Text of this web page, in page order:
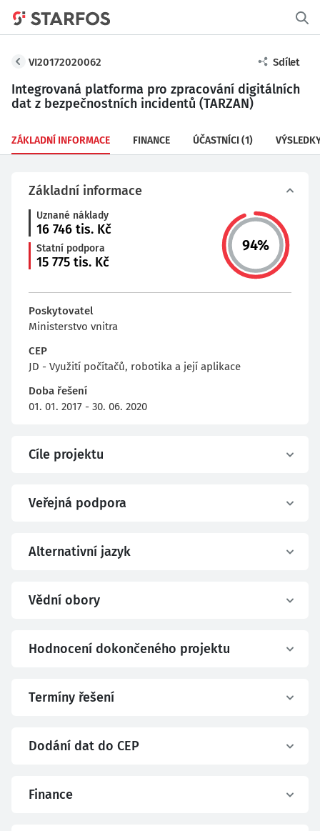
VI20172020062 Sdílet
Integrovaná platforma pro zpracování digitálních
dat z bezpečnostních incidentů (TARZAN)
ZÁKLADNÍ INFORMACE FINANCE ÚČASTNÍCI (1)
Základní informace
Uznané náklady
16 746 tis. Kč
Statní podpora
15 775 tis. Kč
94%
Poskytovatel
Ministerstvo vnitra
CEP
JD - Využití počítačů, robotika a její aplikace
Doba řešení
01. 01. 2017 - 30. 06. 2020
Cíle projektu
Veřejná podpora
Alternativní jazyk
Vědní obory
Hodnocení dokončeného projektu
Termíny řešení
Dodání dat do CEP
Finance